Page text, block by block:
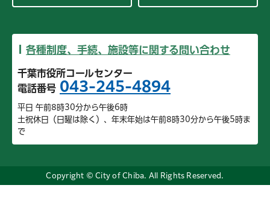
各種制度、手続、施設等に関する問い合わせ
千葉市役所コールセンター
電話番号 043-245-4894
平日 午前8時30分から午後6時
土祝休日（日曜は除く）、年末年始は午前8時30分から午後5時ま
で
Copyright © City of Chiba. All Rights Reserved.